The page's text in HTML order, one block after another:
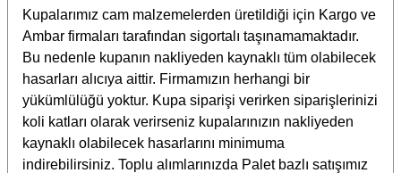
Kupalarımız cam malzemelerden üretildiği için Kargo ve
Ambar firmaları tarafından sigortalı taşınamamaktadır.
Bu nedenle kupanın nakliyeden kaynaklı tüm olabilecek
hasarları alıcıya aittir. Firmamızın herhangi bir
yükümlülüğü yoktur. Kupa siparişi verirken siparişlerinizi
koli katları olarak verirseniz kupalarınızın nakliyeden
kaynaklı olabilecek hasarlarını minimuma
indirebilirsiniz. Toplu alımlarınızda Palet bazlı satışımız